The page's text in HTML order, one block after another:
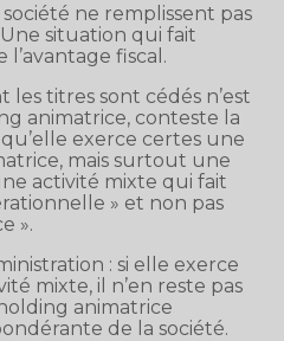
société ne remplissent pas
situation qui fait
fiscal.
les titres sont cédés n’est
animatrice, conteste la
exerce certes une
mais surtout une
activité mixte qui fait
» et non pas
».
: si elle exerce
mixte, il n’en reste pas
animatrice
de la société.